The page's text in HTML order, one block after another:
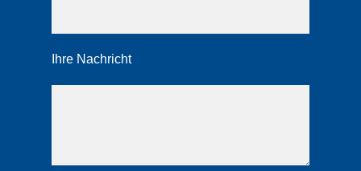
Ihre Nachricht